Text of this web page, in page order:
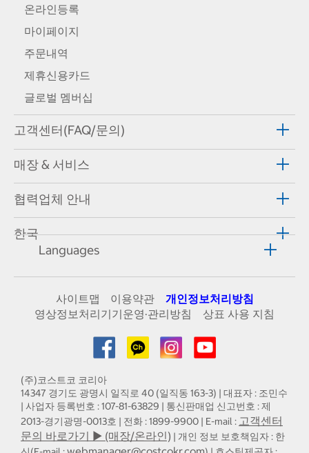
온라인등록
마이페이지
주문내역
제휴신용카드
글로벌 멤버십
고객센터(FAQ/문의)
매장 & 서비스
협력업체 안내
한국
Languages
사이트맵 이용약관
개인정보처리방침
영상정보처리기기운영·관리방침
상표 사용 지침
(주)코스트코 코리아
14347 경기도 광명시 일직로 40 (일직동 163-3) | 대표자 : 조민수
| 사업자 등록번호 : 107-81-63829 | 통신판매업 신고번호 : 제
2013-경기광명-0013호 | 전화 : 1899-9900 | E-mail : 고객센터
문의 바로가기 ▶ (매장/온라인) | 개인 정보 보호책임자 : 한